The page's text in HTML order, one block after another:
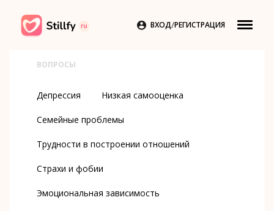
 ВХОД/РЕГИСТРАЦИЯ
ВОПРОСЫ
Депрессия Низкая самооценка
Семейные проблемы
Трудности в построении отношений
Страхи и фобии
Эмоциональная зависимость